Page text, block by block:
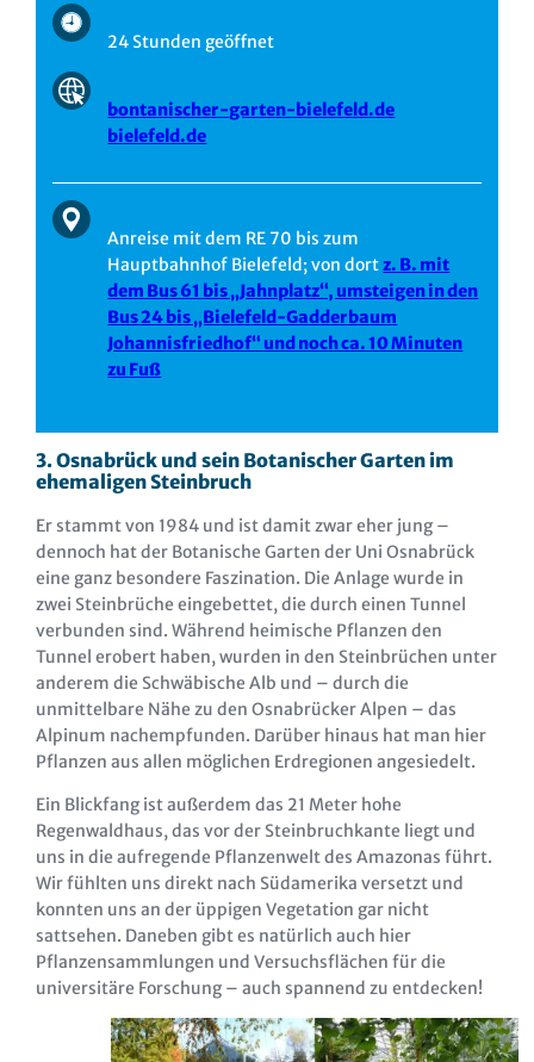
24 Stunden geöffnet
bontanischer-garten-bielefeld.de
bielefeld.de
Anreise mit dem RE 70 bis zum
Hauptbahnhof Bielefeld; von dortz. B. mit
dem Bus 61 bis „Jahnplatz“, umsteigen in den
Bus 24 bis „Bielefeld-Gadderbaum
Johannisfriedhof“ und noch ca. 10 Minuten
zu Fuß
3. Osnabrück und sein Botanischer Garten im
ehemaligen Steinbruch
Er stammt von 1984 und ist damit zwar eher jung –
dennoch hat der Botanische Garten der Uni Osnabrück
eine ganz besondere Faszination. Die Anlage wurde in
zwei Steinbrüche eingebettet, die durch einen Tunnel
verbunden sind. Während heimische Pflanzen den
Tunnel erobert haben, wurden in den Steinbrüchen unter
anderem die Schwäbische Alb und – durch die
unmittelbare Nähe zu den Osnabrücker Alpen – das
Alpinum nachempfunden. Darüber hinaus hat man hier
Pflanzen aus allen möglichen Erdregionen angesiedelt.
Ein Blickfang ist außerdem das 21 Meter hohe
Regenwaldhaus, das vor der Steinbruchkante liegt und
uns in die aufregende Pflanzenwelt des Amazonas führt.
Wir fühlten uns direkt nach Südamerika versetzt und
konnten uns an der üppigen Vegetation gar nicht
sattsehen. Daneben gibt es natürlich auch hier
Pflanzensammlungen und Versuchsflächen für die
universitäre Forschung – auch spannend zu entdecken!